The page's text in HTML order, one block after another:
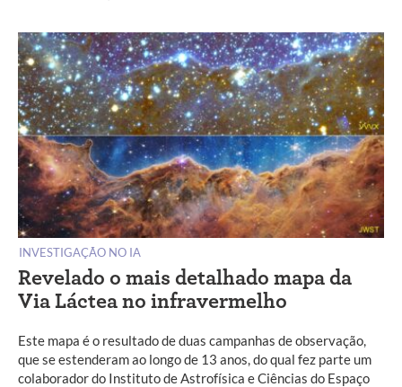
INVESTIGAÇÃO NO IA
Revelado o mais detalhado mapa da
Via Láctea no infravermelho
Este mapa é o resultado de duas campanhas de observação,
que se estenderam ao longo de 13 anos, do qual fez parte um
colaborador do Instituto de Astrofísica e Ciências do Espaço